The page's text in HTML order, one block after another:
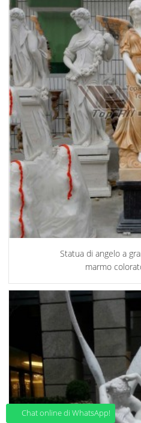
Statua di angelo a
marmo
Chat online di WhatsApp!